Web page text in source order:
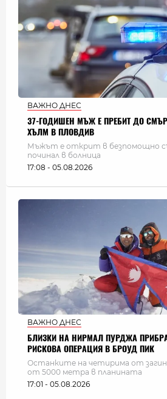
ВАЖНО ДНЕС
37-ГОДИШЕН МЪЖ Е ПРЕБИТ ДО
ХЪЛМ В ПЛОВДИВ
Мъжът е открит в безпомощно
починал в болница
17:08 - 05.08.2026
ВАЖНО ДНЕС
БЛИЗКИ НА НИРМАЛ ПУРДЖА
РИСКОВА ОПЕРАЦИЯ В БРОУД ПИК
Останките на четирима от
от 5000 метра в планината
17:01 - 05.08.2026